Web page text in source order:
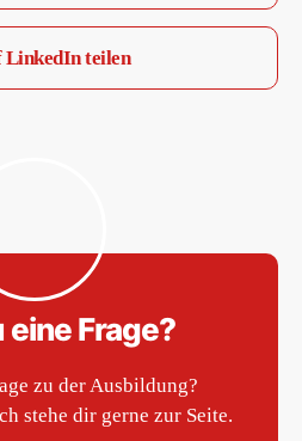
LinkedIn teilen
eine Frage?
zu der Ausbildung?
stehe dir gerne zur Seite.